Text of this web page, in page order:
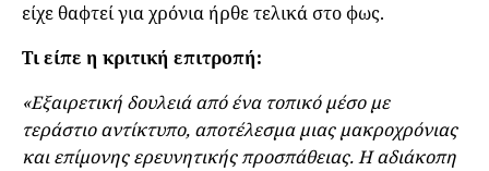
είχε θαφτεί για χρόνια ήρθε τελικά στο φως.
Τι είπε η κριτική επιτροπή:
«Εξαιρετική δουλειά από ένα τοπικό μέσο με
τεράστιο αντίκτυπο, αποτέλεσμα μιας μακροχρόνιας
και επίμονης ερευνητικής προσπάθειας. Η αδιάκοπη